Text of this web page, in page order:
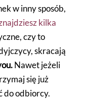
w inny sposób,
kilka
czy to
skracają
Nawet jeżeli
się już
do odbiorcy.